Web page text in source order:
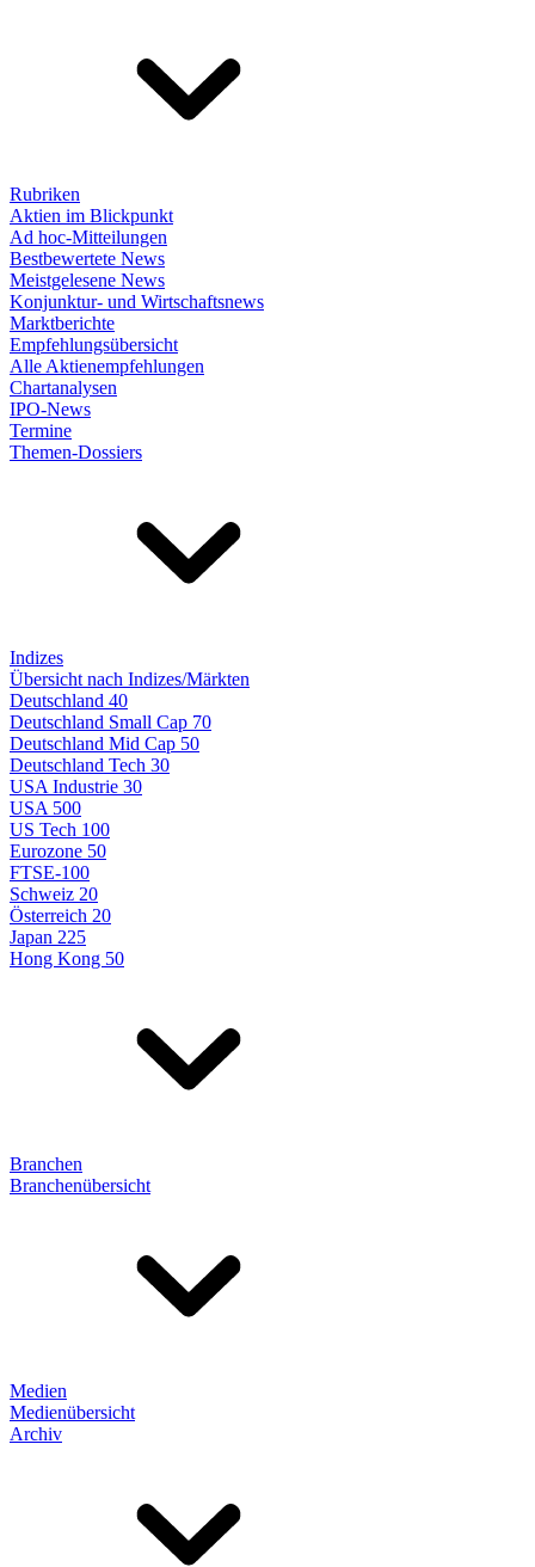
Rubriken
Aktien im Blickpunkt
Ad hoc-Mitteilungen
Bestbewertete News
Meistgelesene News
Konjunktur- und Wirtschaftsnews
Marktberichte
Empfehlungsübersicht
Alle Aktienempfehlungen
Chartanalysen
IPO-News
Termine
Themen-Dossiers
Indizes
Übersicht nach Indizes/Märkten
Deutschland 40
Deutschland Small Cap 70
Deutschland Mid Cap 50
Deutschland Tech 30
USA Industrie 30
USA 500
US Tech 100
Eurozone 50
FTSE-100
Schweiz 20
Österreich 20
Japan 225
Hong Kong 50
Branchen
Branchenübersicht
Medien
Medienübersicht
Archiv